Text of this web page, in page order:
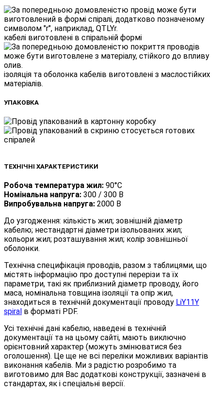
кабелі виготовлені в спіральній формі
ізоляція та оболонка кабелів виготовлені з маслостійких
матеріалів.
УПАКОВКА
стосується готових
спіралей
ТЕХНІЧНІ ХАРАКТЕРИСТИКИ
Робоча температура жил: 90°C
Номінальна напруга: 300 / 300 В
Випробувальна напруга: 2000 В
До узгодження: кількість жил; зовнішній діаметр
кабелю; нестандартні діаметри ізольованих жил;
кольори жил; розташування жил; колір зовнішньої
оболонки.
Технічна специфікація проводів, разом з таблицями, що
містять інформацію про доступні перерізи та їх
параметри, такі як приблизний діаметр проводу, його
маса, номінальна товщина ізоляції та опір жил,
знаходиться в технічній документації проводу LiY11Y
spiral в форматі PDF.
Усі технічні дані кабелю, наведені в технічній
документації та на цьому сайті, мають виключно
орієнтовний характер (можуть змінюватися без
оголошення). Це ще не всі переліки можливих варіантів
виконання кабелів. Ми з радістю розробимо та
виготовимо для Вас додаткові конструкції, зазначені в
стандартах, як і спеціальні версії.